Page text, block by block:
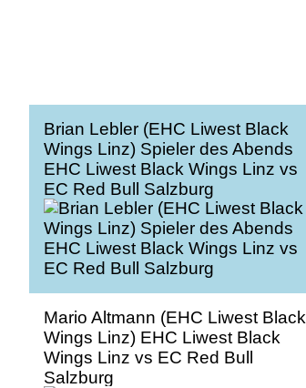
Brian Lebler (EHC Liwest Black
Wings Linz) Spieler des Abends
EHC Liwest Black Wings Linz vs
EC Red Bull Salzburg
Mario Altmann (EHC Liwest Black
Wings Linz) EHC Liwest Black
Wings Linz vs EC Red Bull
Salzburg